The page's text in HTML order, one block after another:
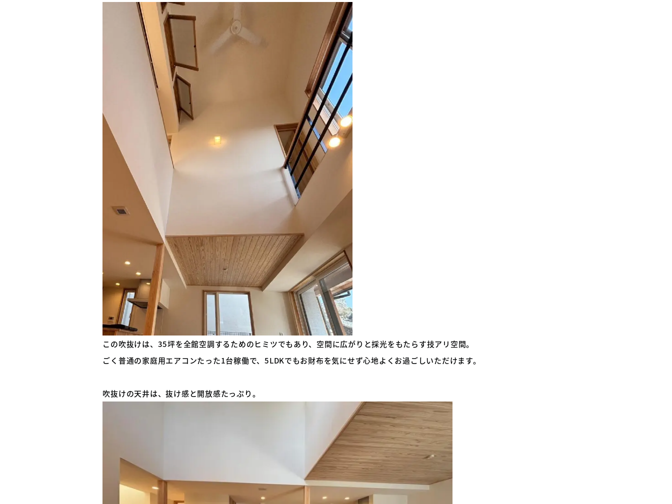
この吹抜けは、35坪を全館空調するためのヒミツでもあり、空間に広がりと採光をもたらす技アリ空間。
ごく普通の家庭用エアコンたった1台稼働で、5LDKでもお財布を気にせず心地よくお過ごしいただけます。
吹抜けの天井は、抜け感と開放感たっぷり。